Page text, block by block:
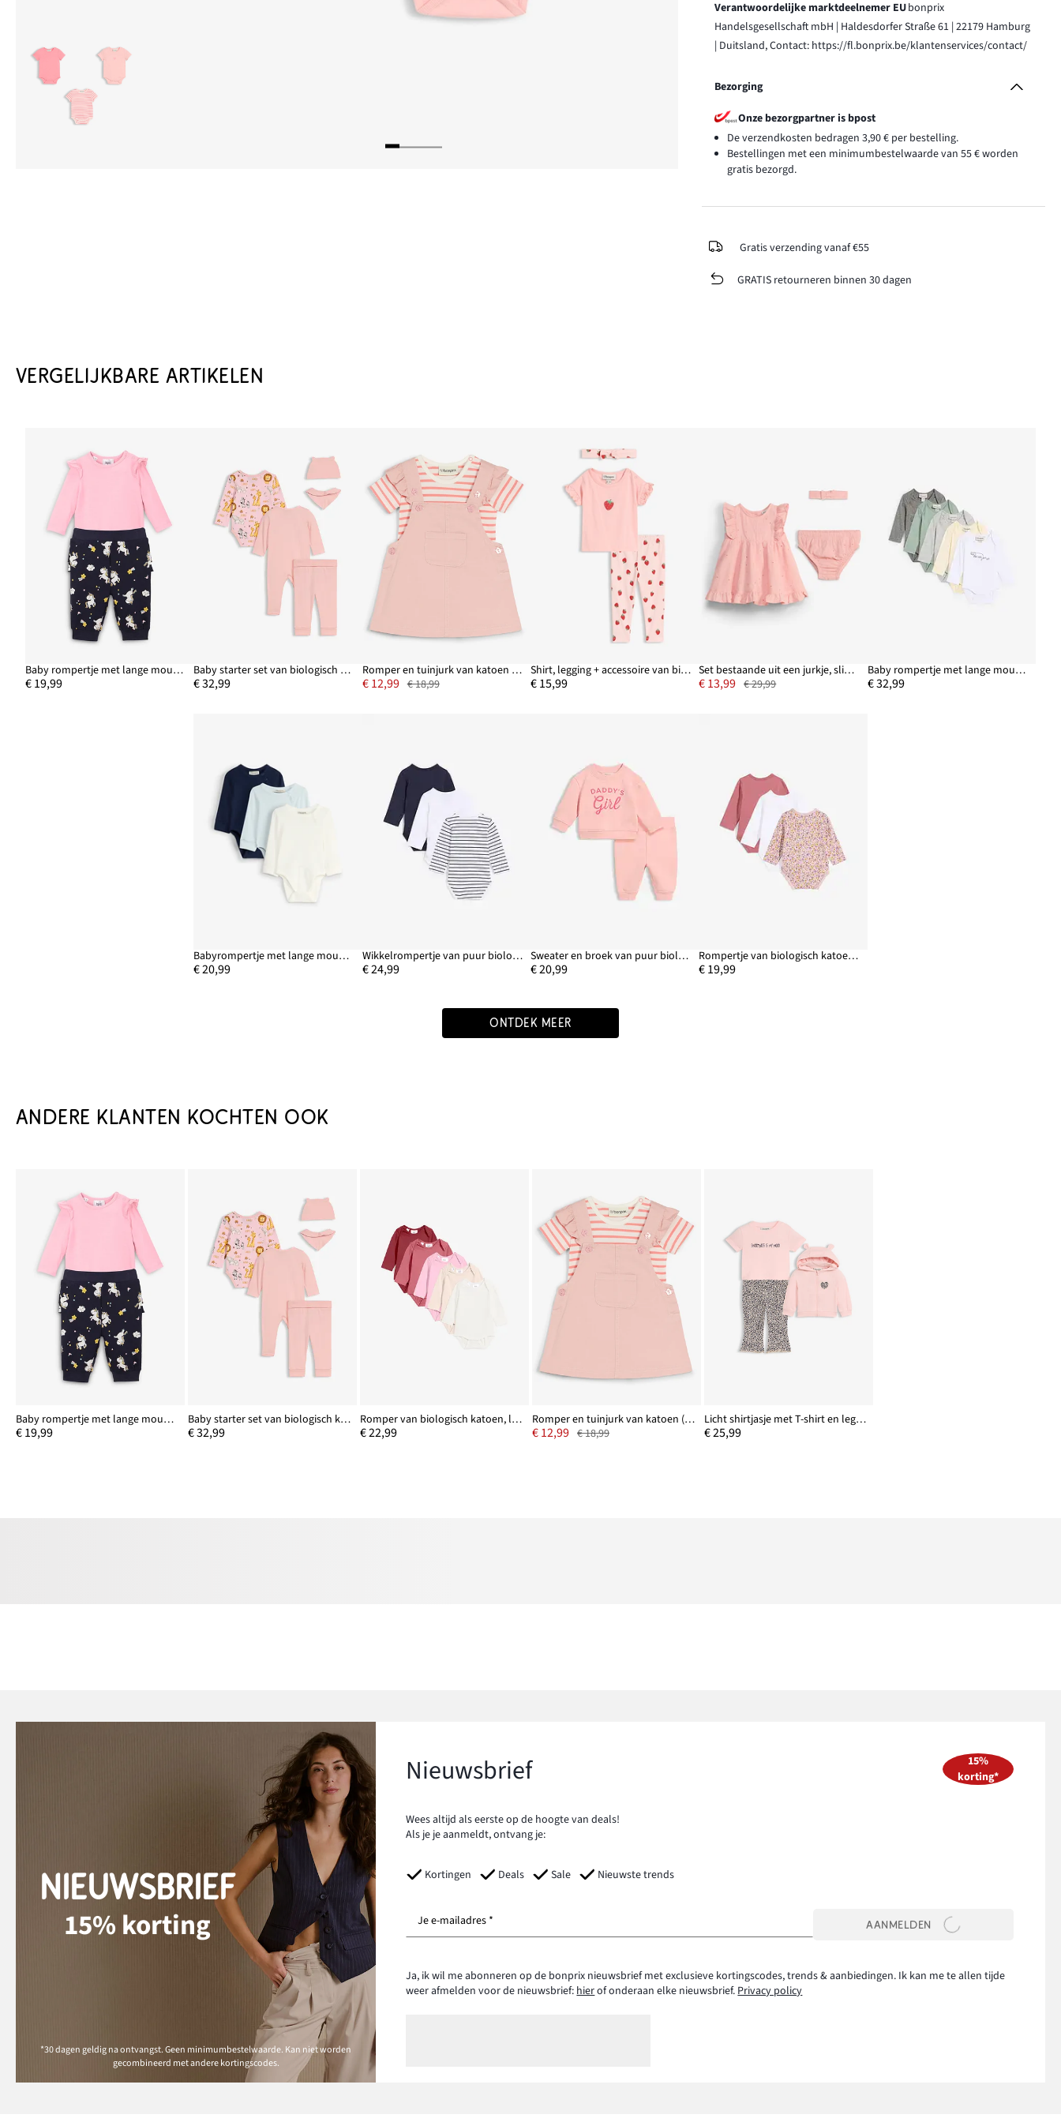
Verantwoordelijke marktdeelnemer EUbonprix
Handelsgesellschaft mbH | Haldesdorfer Straße 61 | 22179 Hamburg
| Duitsland, Contact: https://fl.bonprix.be/klantenservices/contact/
Bezorging
Onze bezorgpartner is bpost
De verzendkosten bedragen 3,90 € per bestelling.
Bestellingen met een minimumbestelwaarde van 55 € worden
gratis bezorgd.
Gratis verzending vanaf €55
GRATIS retourneren binnen 30 dagen
VERGELIJKBARE ARTIKELEN
Baby rompertje met lange mouwen en sweatpants (2-dlg. set) van biologisch katoen
€ 19,99
Baby starter set van biologisch katoen (5-dlg. set)
€ 32,99
Romper en tuinjurk van katoen (2-dlg.)
€ 12,99 € 18,99
Shirt, legging + accessoire van biologisch katoen (3-dlg. set)
€ 15,99
Set bestaande uit een jurkje, slipje en haarband van puur katoen (3-delige set)
€ 13,99 € 29,99
Baby rompertje met lange mouwen (set van 5) van biologisch katoen
€ 32,99
Babyrompertje met lange mouwen van katoen (set van 3)
€ 20,99
Wikkelrompertje van puur biologisch katoen (set van 3)
€ 24,99
Sweater en broek van puur biologisch katoen (2-dlg. set)
€ 20,99
Rompertje van biologisch katoen met overslag (set van 3)
€ 19,99
ONTDEK MEER
ANDERE KLANTEN KOCHTEN OOK
Baby rompertje met lange mouwen en sweatpants (2-dlg. set) van biologisch katoen
€ 19,99
Baby starter set van biologisch katoen (5-dlg. set)
€ 32,99
Romper van biologisch katoen, lange mouw (set van 5)
€ 22,99
Romper en tuinjurk van katoen (2-dlg.)
€ 12,99 € 18,99
Licht shirtjasje met T-shirt en legging van 100% biologisch katoen (3-dlg. set)
€ 25,99
NIEUWSBRIEF
15% korting
*30 dagen geldig na ontvangst. Geen minimumbestelwaarde. Kan niet worden
gecombineerd met andere kortingscodes.
Nieuwsbrief
Wees altijd als eerste op de hoogte van deals!
Als je je aanmeldt, ontvang je:
Kortingen Deals Sale Nieuwste trends
15%
korting*
Je e-mailadres * AANMELDEN
Ja, ik wil me abonneren op de bonprix nieuwsbrief met exclusieve kortingscodes, trends & aanbiedingen. Ik kan me te allen tijde
weer afmelden voor de nieuwsbrief:hierof onderaan elke nieuwsbrief.Privacy policy